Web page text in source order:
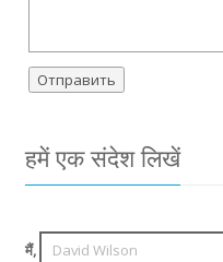
हमें एक संदेश लिखें
मैं,